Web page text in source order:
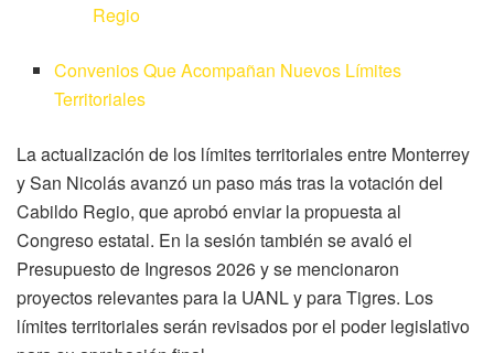
Regio
Convenios Que Acompañan Nuevos Límites
Territoriales
La actualización de los límites territoriales entre Monterrey
y San Nicolás avanzó un paso más tras la votación del
Cabildo Regio, que aprobó enviar la propuesta al
Congreso estatal. En la sesión también se avaló el
Presupuesto de Ingresos 2026 y se mencionaron
proyectos relevantes para la UANL y para Tigres. Los
límites territoriales serán revisados por el poder legislativo